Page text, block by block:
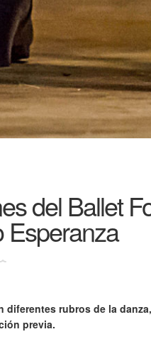
del Ballet
Esperanza
rubros de la
previa.